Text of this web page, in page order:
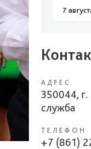
7
АДРЕС
350044, г.
служба
ТЕЛЕФОН
+7 (861)